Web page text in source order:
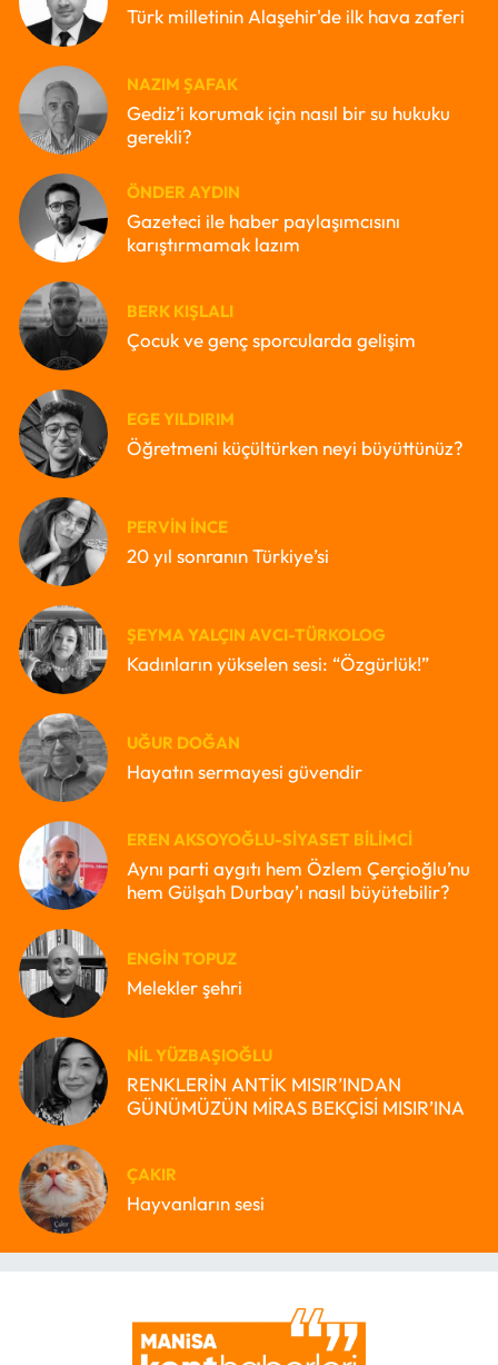
Türk milletinin Alaşehir'de ilk hava zaferi
NAZIM ŞAFAK
Gediz’i korumak için nasıl bir su hukuku
gerekli?
ÖNDER AYDIN
Gazeteci ile haber paylaşımcısını
karıştırmamak lazım
BERK KIŞLALI
Çocuk ve genç sporcularda gelişim
EGE YILDIRIM
Öğretmeni küçültürken neyi büyüttünüz?
PERVIN İNCE
20 yıl sonranın Türkiye’si
ŞEYMA YALÇIN AVCI-TÜRKOLOG
Kadınların yükselen sesi: “Özgürlük!”
UĞUR DOĞAN
Hayatın sermayesi güvendir
EREN AKSOYOĞLU-SIYASET BILIMCI
Aynı parti aygıtı hem Özlem Çerçioğlu’nu
hem Gülşah Durbay’ı nasıl büyütebilir?
ENGIN TOPUZ
Melekler şehri
NIL YÜZBAŞIOĞLU
RENKLERİN ANTİK MISIR’INDAN
GÜNÜMÜZÜN MİRAS BEKÇİSİ MISIR’INA
ÇAKIR
Hayvanların sesi